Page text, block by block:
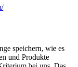
speichern, wie es
und Produkte